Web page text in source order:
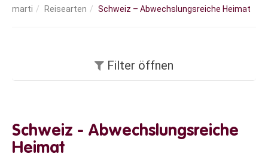
Reisearten Schweiz – Abwechslungsreiche Heimat
Filter öffnen
Schweiz - Abwechslungsreiche
Heimat